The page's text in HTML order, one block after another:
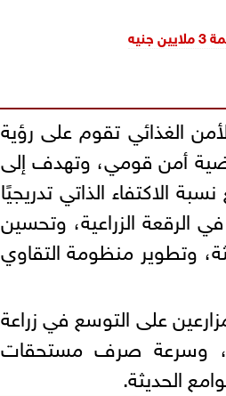
الغذائي تقوم على رؤية
أمن قومي، وتهدف إلى
الاكتفاء الذاتي تدريجيًا
عبر التوسع في الرقعة الزراعية، وتحسين
وتطوير منظومة التقاوي
على التوسع في زراعة
وسرعة صرف مستحقات
الحديثة.